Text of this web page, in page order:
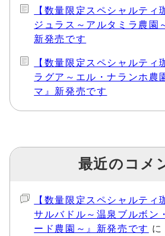
【数量限定スペシャルティ
ジュラス～アルタミラ農園
新発売です
【数量限定スペシャルティ
ラグア～エル・ナランホ農
マ』新発売です
最近のコメ
【数量限定スペシャルティ
サルバドル～温泉ブルボン
ード農園～』新発売です に